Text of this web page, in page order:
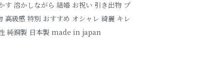
す 溶かしながら 結婚 お祝い 引き出物 プ
高級感 特別 おすすめ オシャレ 綺麗 キレ
純銅製 日本製 made in japan